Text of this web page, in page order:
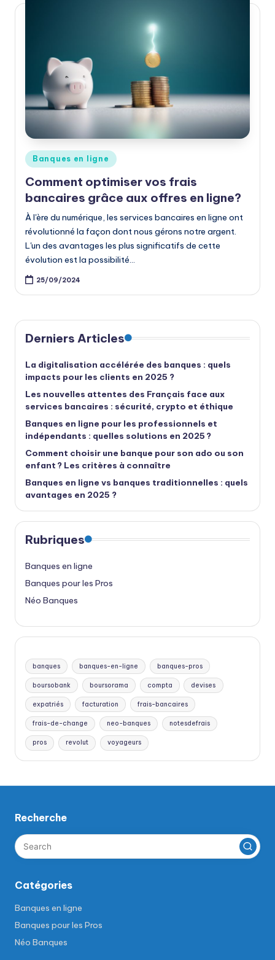
Posted
in
Banques en ligne
Comment optimiser vos frais
bancaires grâce aux offres en ligne?
À l'ère du numérique, les services bancaires en ligne ont
révolutionné la façon dont nous gérons notre argent.
L'un des avantages les plus significatifs de cette
évolution est la possibilité…
25/09/2024
Derniers Articles
La digitalisation accélérée des banques : quels
impacts pour les clients en 2025 ?
Les nouvelles attentes des Français face aux
services bancaires : sécurité, crypto et éthique
Banques en ligne pour les professionnels et
indépendants : quelles solutions en 2025 ?
Comment choisir une banque pour son ado ou son
enfant ? Les critères à connaître
Banques en ligne vs banques traditionnelles : quels
avantages en 2025 ?
Rubriques
Banques en ligne
Banques pour les Pros
Néo Banques
banques banques-en-ligne banques-pros
boursobank boursorama compta devises
expatriés facturation frais-bancaires
frais-de-change neo-banques notesdefrais
pros revolut voyageurs
Recherche
Catégories
Banques en ligne
Banques pour les Pros
Néo Banques